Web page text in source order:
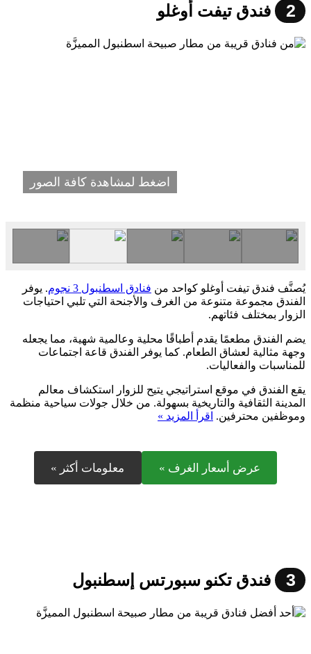
2 فندق تيفت أوغلو
اضغط لمشاهدة كافة الصور
يُصنَّف فندق تيفت أوغلو كواحد من فنادق اسطنبول 3 نجوم
. يوفر
الفندق مجموعة متنوعة من الغرف والأجنحة التي تلبي احتياجات
الزوار بمختلف فئاتهم.
يضم الفندق مطعمًا يقدم أطباقًا محلية وعالمية شهية، مما يجعله
وجهة مثالية لعشاق الطعام. كما يوفر الفندق قاعة اجتماعات
للمناسبات والفعاليات.
يقع الفندق في موقع استراتيجي يتيح للزوار استكشاف معالم
المدينة الثقافية والتاريخية بسهولة. من خلال جولات سياحية منظمة
وموظفين محترفين. اقرأ المزيد »
عرض أسعار الغرف » معلومات أكثر »
3 فندق تكنو سبورتس إسطنبول